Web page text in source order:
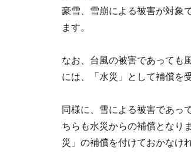
豪雪、雪崩による被害が対象
ます。
なお、台風の被害であっても
には、「水災」として補償を
同様に、雪による被害であっ
ちらも水災からの補償となり
災」の補償を付けておかなけ